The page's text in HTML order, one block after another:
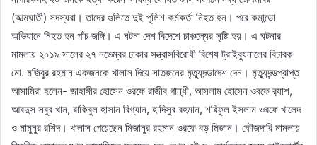
(আত্মঘাতী) সদস্যরা। তাদের গুলিতে দুই পুলিশ কর্মকর্তা নিহত হন। পরে কমান্ডো
অভিযানে নিহত হন পাঁচ জঙ্গি। এ ঘটনা দেশ বিদেশে চাঞ্চল্যের সৃষ্টি হয়। এ ঘটনার
মামলায় ২০১৯ সালের ২৭ নভেম্বর ঢাকার সন্ত্রাসবিরোধী বিশেষ ট্রাইব্যুনালের বিচারক
মো. মজিবুর রহমান একজনকে খালাস দিয়ে সাতজনের মৃত্যুদন্ডাদেশ দেন। মৃত্যুদন্ডপ্রাপ্ত
আসামিরা হলেন- জাহাঙ্গীর হোসেন ওরফে রাজীব গান্ধী, আসলাম হোসেন ওরফে র‌্যাশ,
আবদুস সবুর খান, রাকিবুল হাসান রিগ্যান, হাদিসুর রহমান, শরিফুল ইসলাম ওরফে খালেদ
ও মামুনুর রশিদ। খালাস পেয়েছেন মিজানুর রহমান ওরফে বড় মিজান। ফৌজদারি মামলায়